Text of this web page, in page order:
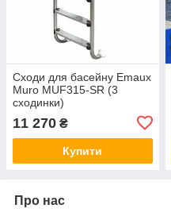
Сходи для басейну Emaux
Muro MUF315-SR (3
сходинки)
11 270 ₴
Купити
Про нас